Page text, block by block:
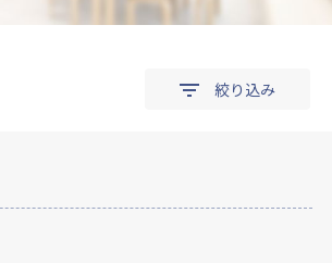
絞り込み